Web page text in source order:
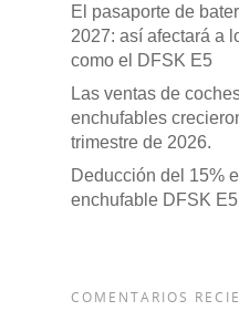
El pasaporte de
2027: así afectará a
como el DFSK E5
Las ventas de
enchufables
trimestre de 2026.
Deducción del 15%
enchufable DFSK E5
COMENTARIOS